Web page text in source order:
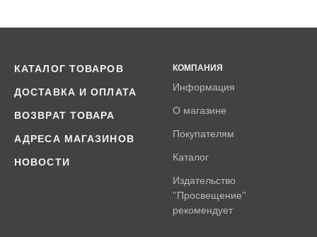
КАТАЛОГ ТОВАРОВ
ДОСТАВКА И ОПЛАТА
ВОЗВРАТ ТОВАРА
АДРЕСА МАГАЗИНОВ
НОВОСТИ
КОМПАНИЯ
Информация
О магазине
Покупателям
Каталог
Издательство
''Просвещение''
рекомендует